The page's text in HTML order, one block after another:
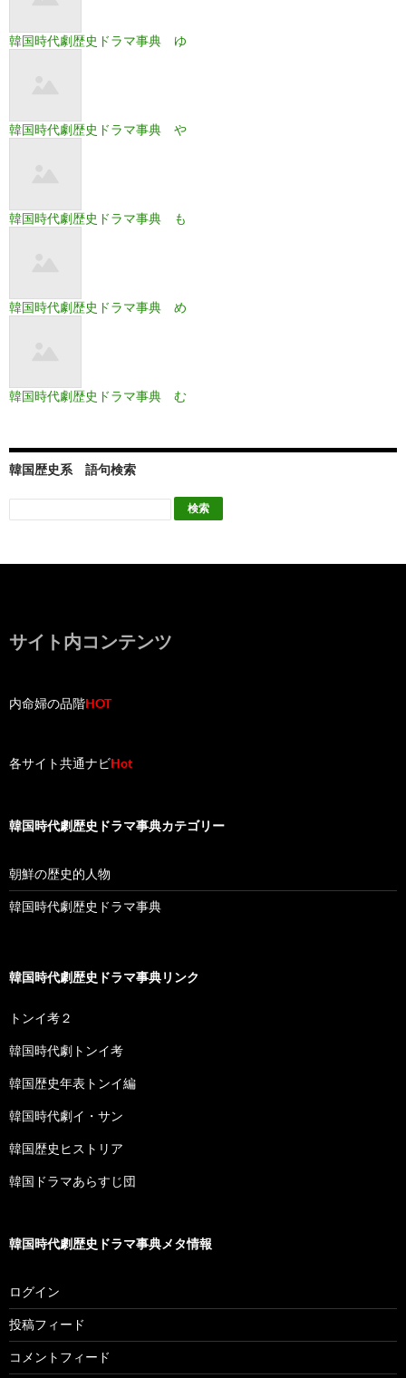
韓国時代劇歴史ドラマ事典 ゆ
韓国時代劇歴史ドラマ事典 や
韓国時代劇歴史ドラマ事典 も
韓国時代劇歴史ドラマ事典 め
韓国時代劇歴史ドラマ事典 む
韓国歴史系 語句検索
サイト内コンテンツ
内命婦の品階HOT
各サイト共通ナビHot
韓国時代劇歴史ドラマ事典カテゴリー
朝鮮の歴史的人物
韓国時代劇歴史ドラマ事典
韓国時代劇歴史ドラマ事典リンク
トンイ考２
韓国時代劇トンイ考
韓国歴史年表トンイ編
韓国時代劇イ・サン
韓国歴史ヒストリア
韓国ドラマあらすじ団
韓国時代劇歴史ドラマ事典メタ情報
ログイン
投稿フィード
コメントフィード